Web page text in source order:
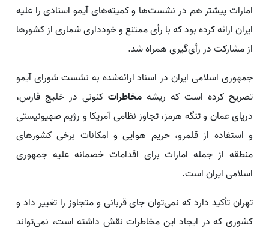
امارات پیشتر هم در نشست‌ها و کمیته‌های آیمو اسنادی را علیه
ایران ارائه کرده بود که با رأی ممتنع و خودداری شماری از کشورها
از مشارکت در رأی‌گیری همراه شد.
جمهوری اسلامی ایران در اسناد ارائه‌شده به نشست شورای آیمو
تصریح کرده است که ریشه مخاطرات کنونی در خلیج فارس،
دریای عمان و تنگه هرمز، تجاوز نظامی آمریکا و رژیم صهیونیستی
و استفاده از قلمرو، حریم هوایی و امکانات برخی کشورهای
منطقه از جمله امارات برای اقدامات خصمانه علیه جمهوری
اسلامی ایران است.
تهران تأکید دارد که نمی‌توان جای قربانی و متجاوز را تغییر داد و
کشوری که در ایجاد این مخاطرات نقش داشته است، نمی‌تواند